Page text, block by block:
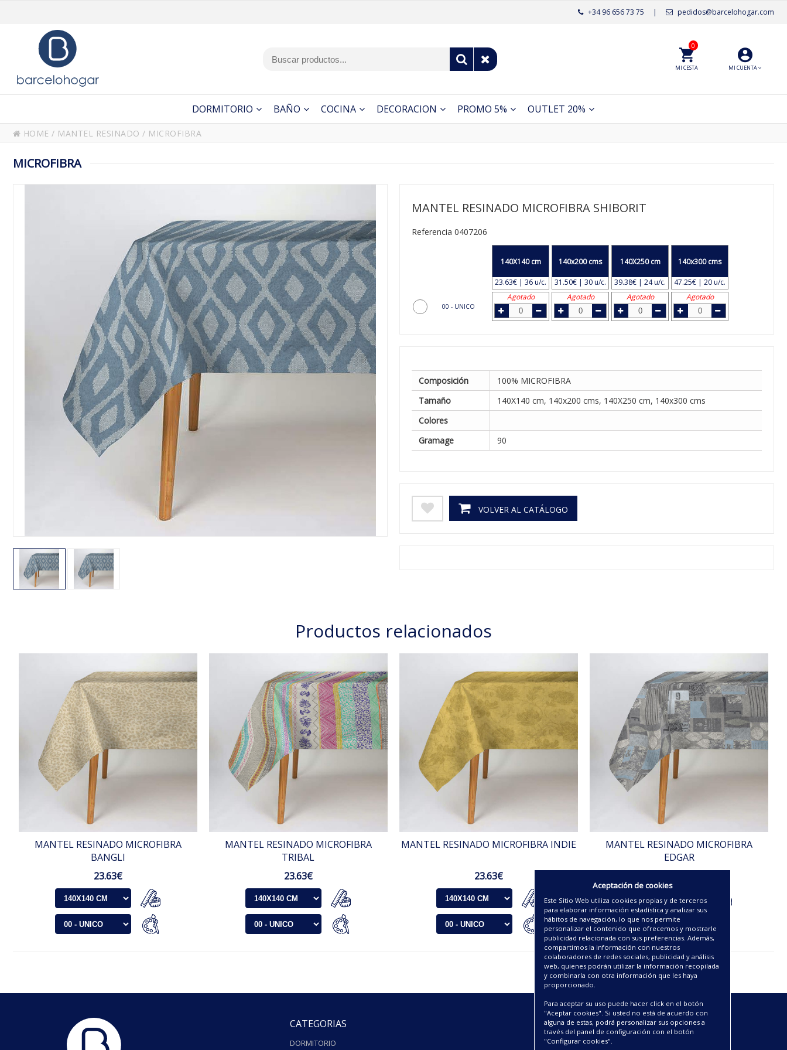
pedidos@barcelohogar.com
|
+34 96 656 73 75
MI CUENTA
MI CESTA
0
DORMITORIO BAÑO COCINA DECORACION PROMO 5% OUTLET 20%
HOME / MANTEL RESINADO / MICROFIBRA
MICROFIBRA
MANTEL RESINADO MICROFIBRA SHIBORIT
Referencia 0407206
00 - UNICO
140X140 cm
23.63€ | 36 u/c.
140x200 cms
31.50€ | 30 u/c.
140X250 cm
39.38€ | 24 u/c.
140x300 cms
47.25€ | 20 u/c.
Agotado
Agotado Agotado Agotado
Composición
100% MICROFIBRA
Tamaño
140X140 cm, 140x200 cms, 140X250 cm, 140x300 cms
Colores
Gramage
90
VOLVER AL CATÁLOGO
Productos relacionados
MANTEL RESINADO MICROFIBRA
BANGLI
23.63€
MANTEL RESINADO MICROFIBRA
TRIBAL
23.63€
MANTEL RESINADO MICROFIBRA INDIE
23.63€
MANTEL RESINADO MICROFIBRA
EDGAR
CATEGORIAS
DORMITORIO
ENLACES
CATÁLOGOS PDF
Aceptación de cookies
Este Sitio Web utiliza cookies propias y de terceros
para elaborar información estadística y analizar sus
hábitos de navegación, lo que nos permite
personalizar el contenido que ofrecemos y mostrarle
publicidad relacionada con sus preferencias. Además,
compartimos la información con nuestros
colaboradores de redes sociales, publicidad y análisis
web, quienes podrán utilizar la información recopilada
y combinarla con otra información que les haya
proporcionado.
Para aceptar su uso puede hacer click en el botón
"Aceptar cookies". Si usted no está de acuerdo con
alguna de estas, podrá personalizar sus opciones a
través del panel de configuración con el botón
"Configurar cookies".